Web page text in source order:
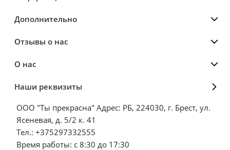
Дополнительно
Отзывы о нас
О нас
Наши реквизиты
ООО "Ты прекрасна" Адрес: РБ, 224030, г. Брест, ул.
Ясеневая, д. 5/2 к. 41
Тел.: +375297332555
Время работы: с 8:30 до 17:30